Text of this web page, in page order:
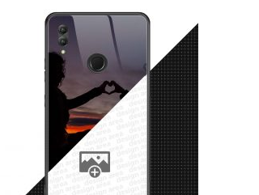
Add to
Wishlist